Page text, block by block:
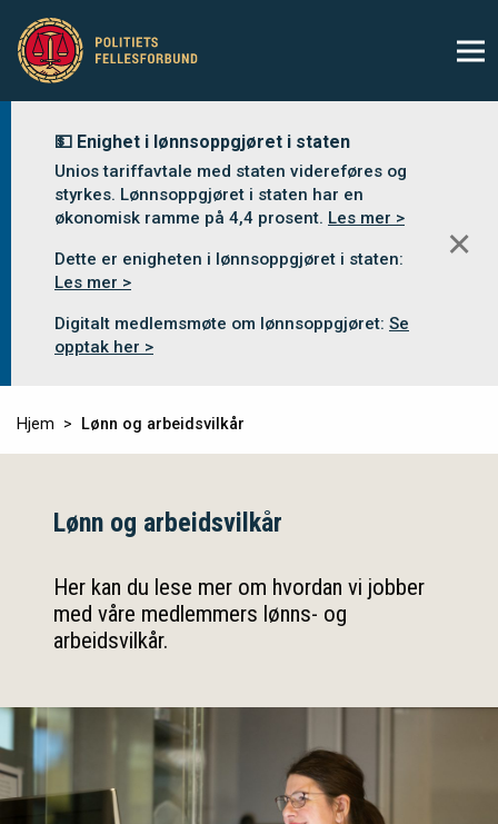
💵 Enighet i lønnsoppgjøret i staten
Unios tariffavtale med staten videreføres og
styrkes. Lønnsoppgjøret i staten har en
økonomisk ramme på 4,4 prosent. Les mer >
Dette er enigheten i lønnsoppgjøret i staten:
Les mer >
Digitalt medlemsmøte om lønnsoppgjøret: Se
opptak her >
✕
Hjem Lønn og arbeidsvilkår
Lønn og arbeidsvilkår
Her kan du lese mer om hvordan vi jobber
med våre medlemmers lønns- og
arbeidsvilkår.